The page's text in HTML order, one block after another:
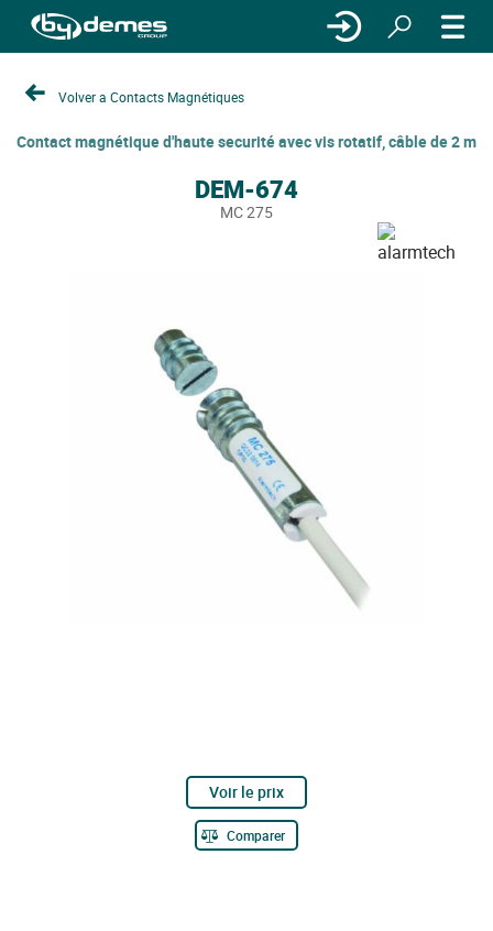
Volver a Contacts Magnétiques
Contact magnétique d'haute securité avec vis rotatif, câble de 2 m
DEM-674
MC 275
Voir le prix
Comparer